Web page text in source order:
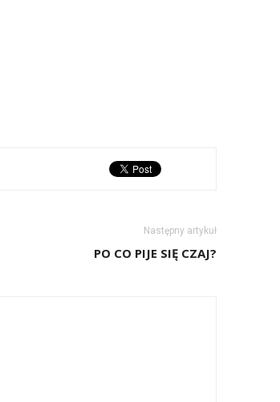
Następny artykuł
PO CO PIJE SIĘ CZAJ?